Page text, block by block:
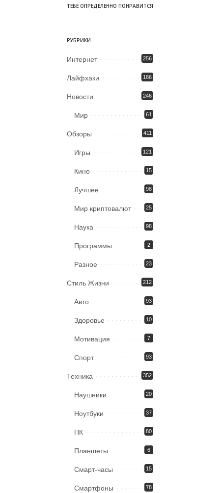
ТЕБЕ ОПРЕДЕЛЕННО ПОНРАВИТСЯ
РУБРИКИ
Интернет 256
Лайфхаки 186
Новости 246
Мир 61
Обзоры 411
Игры 121
Кино 15
Лучшее 98
Мир криптовалют 25
Наука 98
Программы 2
Разное 23
Стиль Жизни 212
Авто 93
Здоровье 10
Мотивация 7
Спорт 93
Техника 352
Наушники 20
Ноутбуки 37
ПК 80
Планшеты 6
Смарт-часы 15
Смартфоны 78